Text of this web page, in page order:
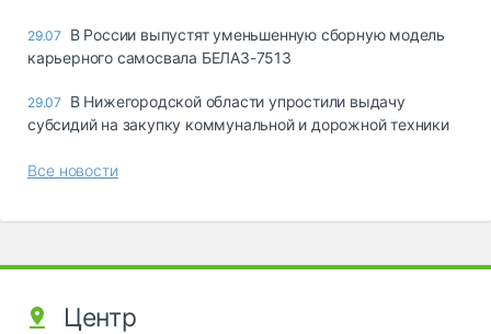
29.07
В России выпустят уменьшенную сборную модель
карьерного самосвала БЕЛАЗ-7513
29.07
В Нижегородской области упростили выдачу
субсидий на закупку коммунальной и дорожной техники
Все новости
Центр